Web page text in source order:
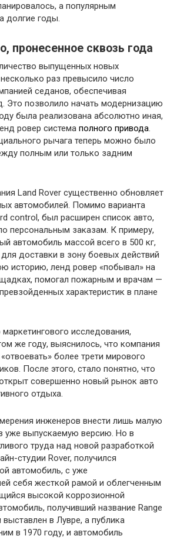
а популярным
долгие годы.
пронесенное сквозь года
выпущенных новых
раз превысило число
седанов, обеспечивая
Это позволило начать модернизацию
была реализована абсолютно иная,
ровер система полного привода.
рычага теперь можно было
полным или только задним
Land Rover существенно обновляет
автомобилей. Помимо варианта
control, был расширен список авто,
персональным заказам. К примеру,
автомобиль массой всего в 500 кг,
доставки в зону боевых действий
историю, ленд ровер «побывал» на
помогал пожарным и врачам —
характеристик в плане
исследования,
же году, выяснилось, что компания
более трети мирового
После этого, стало понятно, что
совершенно новый рынок авто
отдыха.
инженеров внести лишь малую
уже выпускаемую версию. Но в
труда над новой разработкой
студии Rover, получился
автомобиль, с уже
себя жесткой рамой и облегченным
высокой коррозионной
получивший название Range
выставлен в Лувре, а публика
в 1970 году, и автомобиль